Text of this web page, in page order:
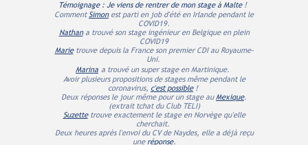
Témoignage : Je viens de rentrer de mon stage à Malte!
CommentSimonest parti en job d'été en Irlande pendant le
COVID19.
Nathana trouvé son stage ingénieur en Belgique en plein
COVID19
Marietrouve depuis la France son premier CDI au Royaume-
Uni.
Marina a trouvé un super stage en Martinique.
Avoir plusieurs propositions de stages même pendant le
coronavirus, c'est possible!
Deux réponses le jour même pour un stage auMexique.
(extrait tchat du Club TELI)
Suzettetrouve exactement le stage en Norvège qu'elle
cherchait.
Deux heures après l'envoi du CV de Naydes, elle a déjà reçu
une réponse.